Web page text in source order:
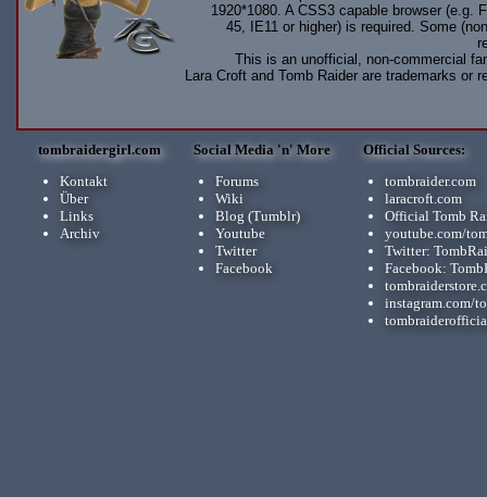
1920*1080. A CSS3 capable browser (e.g.
45, IE11 or higher) is required. Some
This is an unofficial, non-commercial
Lara Croft and Tomb Raider are trademarks or
tombraidergirl.com
Kontakt
Über
Links
Archiv
Social Media 'n' More
Forums
Wiki
Blog (Tumblr)
Youtube
Twitter
Facebook
Official Sources:
tombraider.com
laracroft.com
Official Tomb
youtube.com/
Twitter:
Facebook:
instagram.com/